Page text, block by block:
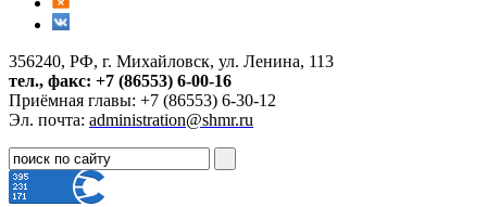
356240, РФ, г. Михайловск, ул. Ленина, 113
тел., факс: +7 (86553) 6-00-16
Приёмная главы: +7 (86553) 6-30-12
Эл. почта: administration@shmr.ru